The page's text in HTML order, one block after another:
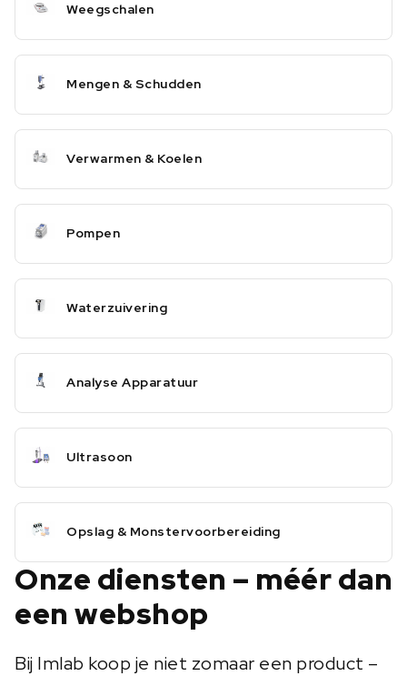
Weegschalen
Mengen & Schudden
Verwarmen & Koelen
Pompen
Waterzuivering
Analyse Apparatuur
Ultrasoon
Opslag & Monstervoorbereiding
Onze diensten – méér dan
een webshop
Bij Imlab koop je niet zomaar een product –